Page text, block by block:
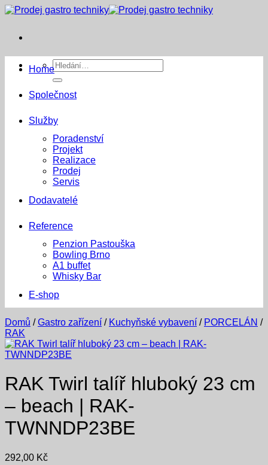
Přeskočit
Hledat:
Home
Společnost
Služby
Poradenství
Projekt
Realizace
Prodej
Servis
Dodavatelé
Reference
Penzion Pastouška
Bowling Brno
A1 buffet
Whisky Bar
E-shop
Domů / Gastro zařízení / Kuchyňské vybavení / PORCELÁN /
RAK
RAK Twirl talíř hluboký 23 cm
– beach | RAK-
TWNNDP23BE
292,00 Kč